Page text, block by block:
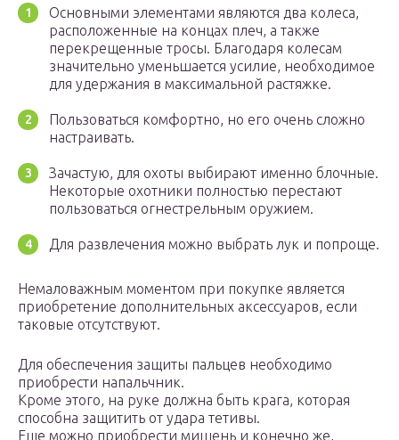
Основными элементами являются два колеса,
расположенные на концах плеч, а также
перекрещенные тросы. Благодаря колесам
значительно уменьшается усилие, необходимое
для удержания в максимальной растяжке.
Пользоваться комфортно, но его очень сложно
настраивать.
Зачастую, для охоты выбирают именно блочные.
Некоторые охотники полностью перестают
пользоваться огнестрельным оружием.
Для развлечения можно выбрать лук и попроще.
Немаловажным моментом при покупке является
приобретение дополнительных аксессуаров, если
таковые отсутствуют.
Для обеспечения защиты пальцев необходимо
приобрести напальчник.
Кроме этого, на руке должна быть крага, которая
способна защитить от удара тетивы.
Еще можно приобрести мишень и конечно же,